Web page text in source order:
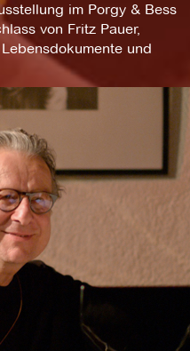
im Porgy & Bess
von Fritz Pauer,
und